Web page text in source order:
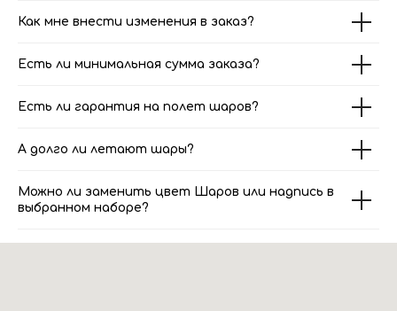
Как мне внести изменения в заказ?
Есть ли минимальная сумма заказа?
Есть ли гарантия на полет шаров?
А долго ли летают шары?
Можно ли заменить цвет Шаров или надпись в
выбранном наборе?